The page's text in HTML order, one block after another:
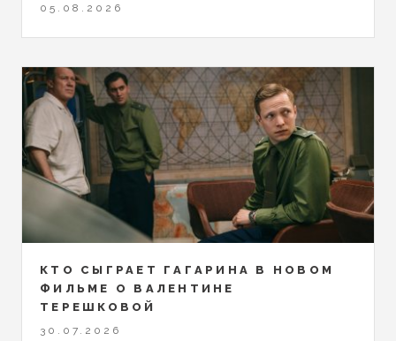
05.08.2026
КТО СЫГРАЕТ ГАГАРИНА В НОВОМ
ФИЛЬМЕ О ВАЛЕНТИНЕ
ТЕРЕШКОВОЙ
30.07.2026